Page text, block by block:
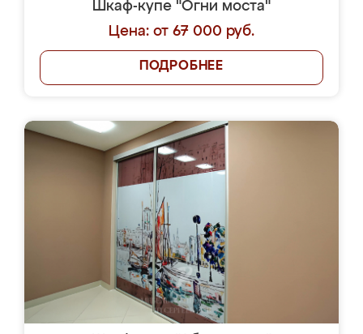
Шкаф-купе "Огни моста"
Цена: от 67 000 руб.
ПОДРОБНЕЕ